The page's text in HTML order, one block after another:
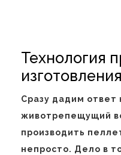
Технология
изготовления
Сразу дадим ответ
животрепещущий
производить
непросто. Дело в